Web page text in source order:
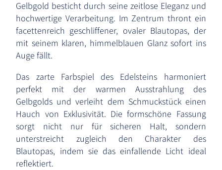
Gelbgold besticht durch seine zeitlose Eleganz und
hochwertige Verarbeitung. Im Zentrum thront ein
facettenreich geschliffener, ovaler Blautopas, der
mit seinem klaren, himmelblauen Glanz sofort ins
Auge fällt.
Das zarte Farbspiel des Edelsteins harmoniert
perfekt mit der warmen Ausstrahlung des
Gelbgolds und verleiht dem Schmuckstück einen
Hauch von Exklusivität. Die formschöne Fassung
sorgt nicht nur für sicheren Halt, sondern
unterstreicht zugleich den Charakter des
Blautopas, indem sie das einfallende Licht ideal
reflektiert.